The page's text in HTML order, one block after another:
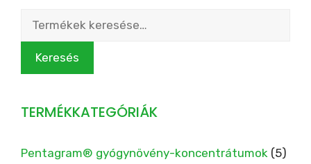
Keresés
következőre:
Keresés
TERMÉKKATEGÓRIÁK
Pentagram® gyógynövény-koncentrátumok (5)